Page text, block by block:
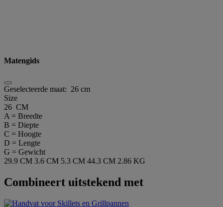
Matengids
Geselecteerde maat: 26 cm
Size
26 CM
A = Breedte
B = Diepte
C = Hoogte
D = Lengte
G = Gewicht
29.9 CM 3.6 CM 5.3 CM 44.3 CM 2.86 KG
Combineert uitstekend met